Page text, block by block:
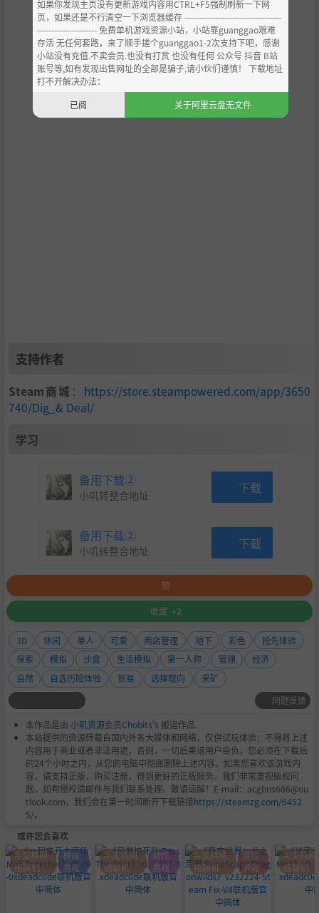
用家具和装饰物美化并升级你的商店，让它看起来更吸引
支持作者
Steam商城 ： https://store.steampowered.com/app/3650
740/Dig_& Deal/
学习
备用下载②
小叽转整合地址 下载
备用下载②
小叽转整合地址 下载
赞
收藏 +2
3D 休闲 单人 可爱 商店管理 地下 彩色
抢先体验
探索
模拟 沙盒 生活模拟 第一人称 管理
经济
自然
自选历险体验 贸易 选择取向
采矿
问题反馈
本作品是由 小叽资源会员Chobits's 搬运作品.
本站提供的资源转载自国内外各大媒体和网络，仅供试玩体验；不得将上述
内容用于商业或者非法用途，否则，一切后果请用户自负。您必须在下载后
的24个小时之内，从您的电脑中彻底删除上述内容。如果您喜欢该游戏内
容，请支持正版，购买注册，得到更好的正版服务。我们非常重视版权问
题，如有侵权请邮件与我们联系处理。敬请谅解！E-mail：acgbns666@ou
tlook.com，我们会在第一时间断开下载链接https://steamzg.com/6452
5/。
或许您会喜欢
A-支持网
络联机
模拟
游戏
A-支持网
络联机
动作
游戏
A-支持网
络联机
冒险
游戏
A-支持网
络联机
如果你发现主页没有更新游戏内容用CTRL+F5强制刷新一下网
页，如果还是不行清空一下浏览器缓存 ----------------------------------
--------------------- 免费单机游戏资源小站，小站靠guanggao艰难
存活 无任何套路，来了顺手搓个guanggao1-2次支持下吧，感谢
小站没有充值.不卖会员.也没有打赏 也没有任何 公众号 抖音 B站
账号等,如有发现出售网址的全部是骗子,请小伙们谨慎！ 下载地址
打不开解决办法：
已阅
关于阿里云盘无文件